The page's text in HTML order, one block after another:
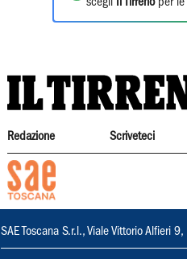
scegli
Il Tirrenoper le
Redazione Scriveteci
SAE Toscana S.r.l., Viale Vittorio Alfieri